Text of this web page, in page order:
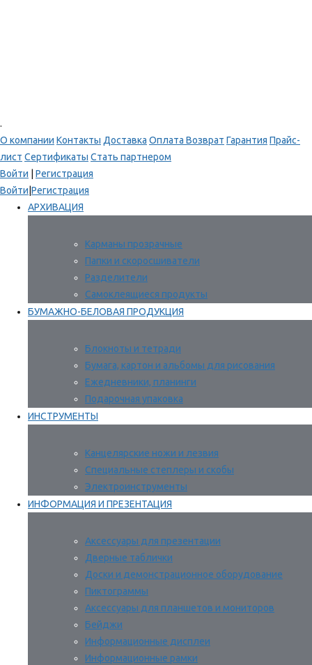
.
О компании Контакты Доставка Оплата Возврат Гарантия Прайс-
лист Сертификаты Стать партнером
Войти
Регистрация
Войти Регистрация
АРХИВАЦИЯ
Карманы прозрачные
Папки и скоросшиватели
Разделители
Самоклеящиеся продукты
БУМАЖНО-БЕЛОВАЯ ПРОДУКЦИЯ
Блокноты и тетради
Бумага, картон и альбомы для рисования
Ежедневники, планинги
Подарочная упаковка
ИНСТРУМЕНТЫ
Канцелярские ножи и лезвия
Специальные степлеры и скобы
Электроинструменты
ИНФОРМАЦИЯ И ПРЕЗЕНТАЦИЯ
Аксессуары для презентации
Дверные таблички
Доски и демонстрационное оборудование
Пиктограммы
Аксессуары для планшетов и мониторов
Бейджи
Информационные дисплеи
Информационные рамки